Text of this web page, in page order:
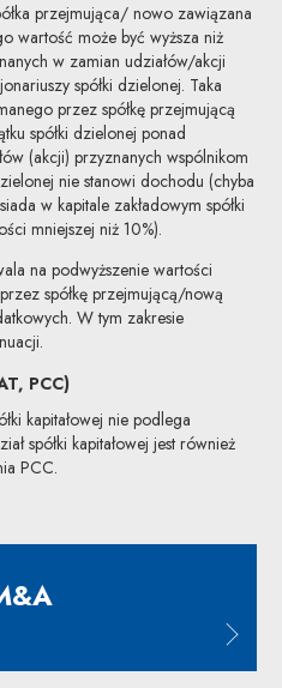
przejmująca/ nowo zawiązana
wartość może być wyższa niż
w zamian udziałów/akcji
spółki dzielonej. Taka
przez spółkę przejmującą
spółki dzielonej ponad
(akcji) przyznanych wspólnikom
nie stanowi dochodu (chyba
w kapitale zakładowym spółki
mniejszej niż 10%).
na podwyższenie wartości
spółkę przejmującą/nową
W tym zakresie
PCC)
kapitałowej nie podlega
spółki kapitałowej jest również
PCC.
Uwaga, link zostanie otwarty w